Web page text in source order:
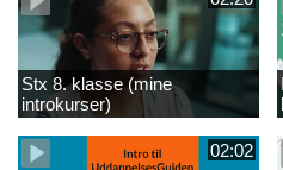
Stx 8. klasse (mine
introkurser)
02:02